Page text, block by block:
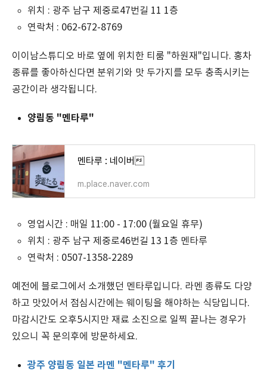
위치 : 광주 남구 제중로47번길 11 1층
연락처 : 062-672-8769
이이남스튜디오 바로 옆에 위치한 티룸 "하원재"입니다. 홍차
종류를 좋아하신다면 분위기와 맛 두가지를 모두 충족시키는
공간이라 생각됩니다.
양림동 "멘타루"
멘타루 : 네이버
m.place.naver.com
영업시간 : 매일 11:00 - 17:00 (월요일 휴무)
위치 : 광주 남구 제중로46번길 13 1층 멘타루
연락처 : 0507-1358-2289
예전에 블로그에서 소개했던 멘타루입니다. 라멘 종류도 다양
하고 맛있어서 점심시간에는 웨이팅을 해야하는 식당입니다.
마감시간도 오후5시지만 재료 소진으로 일찍 끝나는 경우가
있으니 꼭 문의후에 방문하세요.
광주 양림동 일본 라멘 "멘타루" 후기